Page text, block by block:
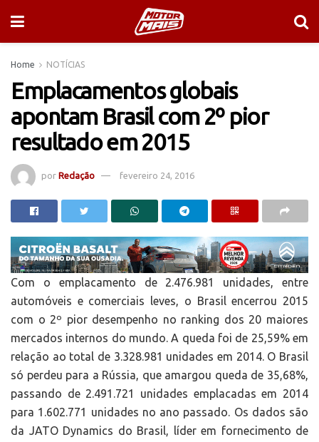
Home NOTÍCIAS
Emplacamentos globais
apontam Brasil com 2º pior
resultado em 2015
por Redação fevereiro 24, 2016
Com o emplacamento de 2.476.981 unidades, entre
automóveis e comerciais leves, o Brasil encerrou 2015
com o 2º pior desempenho no ranking dos 20 maiores
mercados internos do mundo. A queda foi de 25,59% em
relação ao total de 3.328.981 unidades em 2014. O Brasil
só perdeu para a Rússia, que amargou queda de 35,68%,
passando de 2.491.721 unidades emplacadas em 2014
para 1.602.771 unidades no ano passado. Os dados são
da JATO Dynamics do Brasil, líder em fornecimento de